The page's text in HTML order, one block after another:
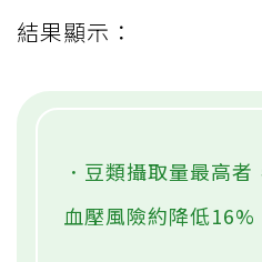
結果顯示：
．豆類攝取量最高
血壓風險約降低16%